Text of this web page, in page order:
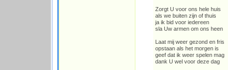
Zorgt U voor ons hele huis
als we buiten zijn of thuis
ja ik bid voor iedereen
sla Uw armen om ons heen
Laat mij weer gezond en fris
opstaan als het morgen is
geef dat ik weer spelen mag
dank U wel voor deze dag